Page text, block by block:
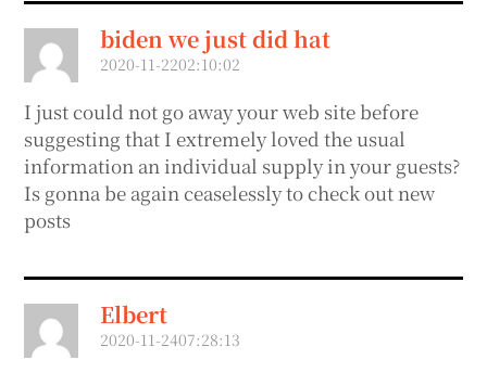
biden we just did hat
2020-11-2202:10:02
I just could not go away your web site before
suggesting that I extremely loved the usual
information an individual supply in your guests?
Is gonna be again ceaselessly to check out new
posts
Elbert
2020-11-2407:28:13